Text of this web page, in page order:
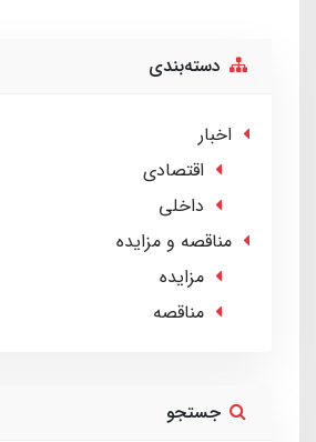
دسته‌بندی
اخبار
اقتصادی
داخلی
مناقصه و مزایده
مزایده
مناقصه
جستجو